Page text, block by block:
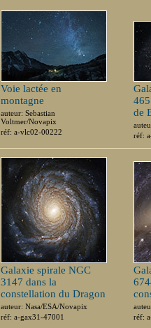
Voie lactée en
montagne
auteur: Sebastian
Voltmer/Novapix
réf: a-vlc02-00222
de
réf:
Galaxie spirale NGC
3147 dans la
constellation du Dragon
auteur: Nasa/ESA/Novapix
réf: a-gax31-47001
réf: